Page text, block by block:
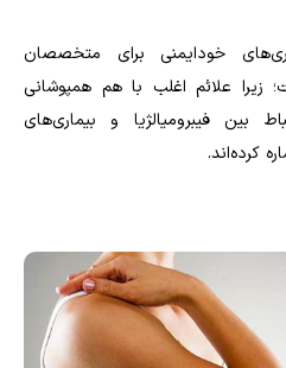
خودایمنی برای متخصصان
زیرا علائم اغلب با هم همپوشانی
بین فیبرومیالژیا و بیماری‌های
کرده‌اند.